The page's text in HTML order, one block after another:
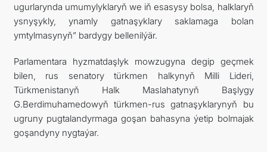
ugurlarynda umumylyklaryň we iň esasysy bolsa, halklaryň
ysnyşykly, ynamly gatnaşyklary saklamaga bolan
ymtylmasynyň” bardygy bellenilýär.
Parlamentara hyzmatdaşlyk mowzugyna degip geçmek
bilen, rus senatory türkmen halkynyň Milli Lideri,
Türkmenistanyň Halk Maslahatynyň Başlygy
G.Berdimuhamedowyň türkmen-rus gatnaşyklarynyň bu
ugruny pugtalandyrmaga goşan bahasyna ýetip bolmajak
goşandyny nygtaýar.